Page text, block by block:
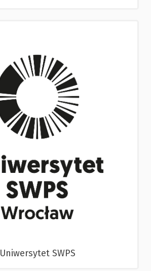
Uniwersytet SWPS